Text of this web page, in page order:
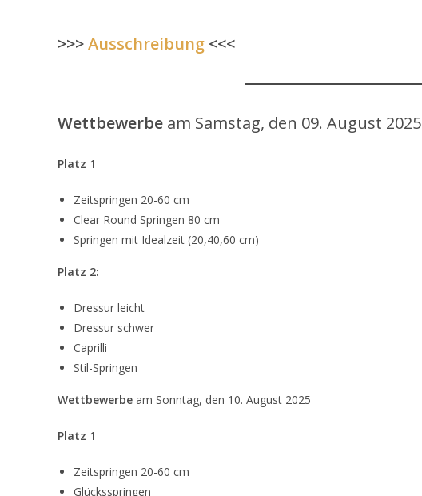
>>>Ausschreibung <<<
Wettbewerbe am Samstag, den 09. August 2025
Platz 1
Zeitspringen 20-60 cm
Clear Round Springen 80 cm
Springen mit Idealzeit (20,40,60 cm)
Platz 2:
Dressur leicht
Dressur schwer
Caprilli
Stil-Springen
Wettbewerbe am Sonntag, den 10. August 2025
Platz 1
Zeitspringen 20-60 cm
Glücksspringen